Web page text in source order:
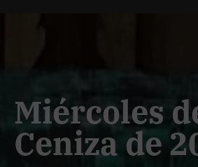
Miércoles
Ceniza de